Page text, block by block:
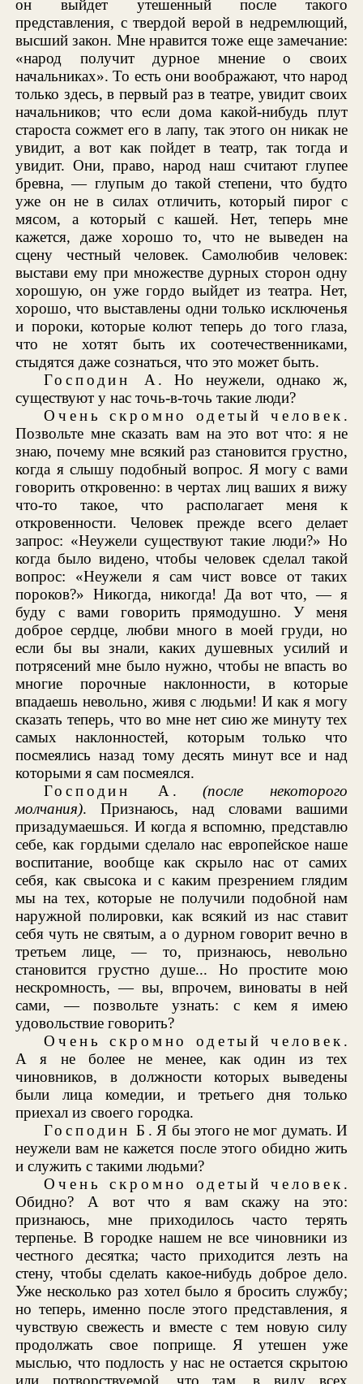
он выйдет утешенный после такого
представления, с твердой верой в недремлющий,
высший закон. Мне нравится тоже еще замечание:
«народ получит дурное мнение о своих
начальниках». То есть они воображают, что народ
только здесь, в первый раз в театре, увидит своих
начальников; что если дома какой-нибудь плут
староста сожмет его в лапу, так этого он никак не
увидит, а вот как пойдет в театр, так тогда и
увидит. Они, право, народ наш считают глупее
бревна, — глупым до такой степени, что будто
уже он не в силах отличить, который пирог с
мясом, а который с кашей. Нет, теперь мне
кажется, даже хорошо то, что не выведен на
сцену честный человек. Самолюбив человек:
выстави ему при множестве дурных сторон одну
хорошую, он уже гордо выйдет из театра. Нет,
хорошо, что выставлены одни только исключенья
и пороки, которые колют теперь до того глаза,
что не хотят быть их соотечественниками,
стыдятся даже сознаться, что это может быть.
Господин А . Но неужели, однако ж,
существуют у нас точь-в-точь такие люди?
Очень скромно одетый человек .
Позвольте мне сказать вам на это вот что: я не
знаю, почему мне всякий раз становится грустно,
когда я слышу подобный вопрос. Я могу с вами
говорить откровенно: в чертах лиц ваших я вижу
что-то такое, что располагает меня к
откровенности. Человек прежде всего делает
запрос: «Неужели существуют такие люди?» Но
когда было видено, чтобы человек сделал такой
вопрос: «Неужели я сам чист вовсе от таких
пороков?» Никогда, никогда! Да вот что, — я
буду с вами говорить прямодушно. У меня
доброе сердце, любви много в моей груди, но
если бы вы знали, каких душевных усилий и
потрясений мне было нужно, чтобы не впасть во
многие порочные наклонности, в которые
впадаешь невольно, живя с людьми! И как я могу
сказать теперь, что во мне нет сию же минуту тех
самых наклонностей, которым только что
посмеялись назад тому десять минут все и над
которыми я сам посмеялся.
Господин А .(после некоторого
молчания). Признаюсь, над словами вашими
призадумаешься. И когда я вспомню, представлю
себе, как гордыми сделало нас европейское наше
воспитание, вообще как скрыло нас от самих
себя, как свысока и с каким презрением глядим
мы на тех, которые не получили подобной нам
наружной полировки, как всякий из нас ставит
себя чуть не святым, а о дурном говорит вечно в
третьем лице, — то, признаюсь, невольно
становится грустно душе... Но простите мою
нескромность, — вы, впрочем, виноваты в ней
сами, — позвольте узнать: с кем я имею
удовольствие говорить?
Очень скромно одетый человек .
А я не более не менее, как один из тех
чиновников, в должности которых выведены
были лица комедии, и третьего дня только
приехал из своего городка.
Господин Б . Я бы этого не мог думать. И
неужели вам не кажется после этого обидно жить
и служить с такими людьми?
Очень скромно одетый человек .
Обидно? А вот что я вам скажу на это:
признаюсь, мне приходилось часто терять
терпенье. В городке нашем не все чиновники из
честного десятка; часто приходится лезть на
стену, чтобы сделать какое-нибудь доброе дело.
Уже несколько раз хотел было я бросить службу;
но теперь, именно после этого представления, я
чувствую свежесть и вместе с тем новую силу
продолжать свое поприще. Я утешен уже
мыслью, что подлость у нас не остается скрытою
или потворствуемой, что там, в виду всех